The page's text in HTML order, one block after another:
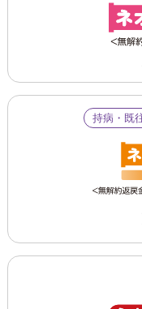
持病・既